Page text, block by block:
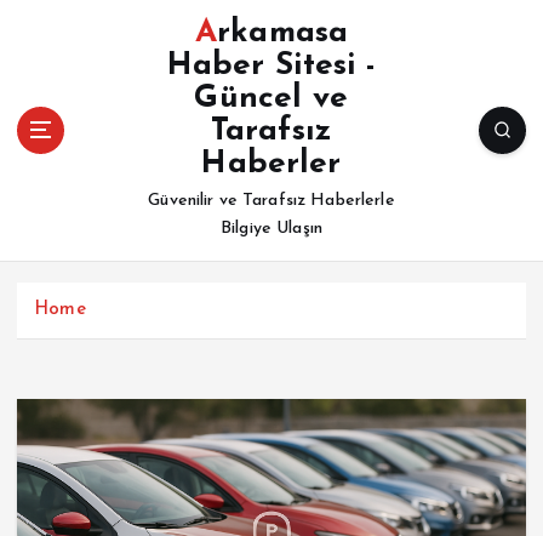
l
Arkamasa
Haber Sitesi -
Güncel ve
Tarafsız
Haberler
Güvenilir ve Tarafsız Haberlerle
Bilgiye Ulaşın
Home